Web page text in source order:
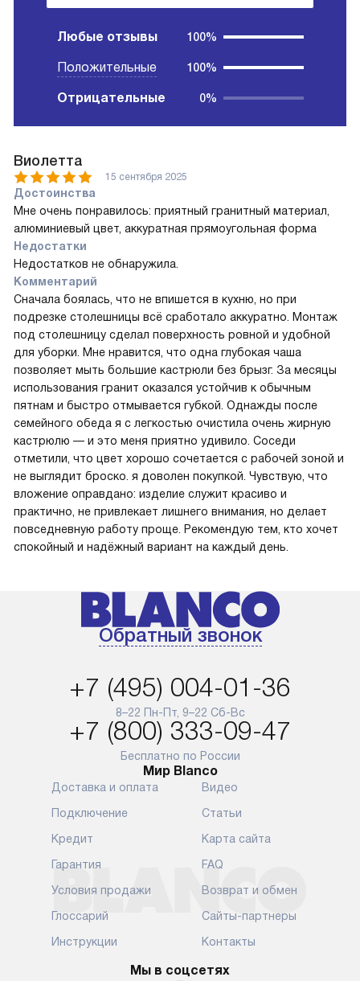
Любые отзывы 100%
Положительные 100%
Отрицательные 0%
Виолетта
15 сентября 2025
Достоинства
Мне очень понравилось: приятный гранитный материал,
алюминиевый цвет, аккуратная прямоугольная форма
Недостатки
Недостатков не обнаружила.
Комментарий
Сначала боялась, что не впишется в кухню, но при
подрезке столешницы всё сработало аккуратно. Монтаж
под столешницу сделал поверхность ровной и удобной
для уборки. Мне нравится, что одна глубокая чаша
позволяет мыть большие кастрюли без брызг. За месяцы
использования гранит оказался устойчив к обычным
пятнам и быстро отмывается губкой. Однажды после
семейного обеда я с легкостью очистила очень жирную
кастрюлю — и это меня приятно удивило. Соседи
отметили, что цвет хорошо сочетается с рабочей зоной и
не выглядит броско. я доволен покупкой. Чувствую, что
вложение оправдано: изделие служит красиво и
практично, не привлекает лишнего внимания, но делает
повседневную работу проще. Рекомендую тем, кто хочет
спокойный и надёжный вариант на каждый день.
Обратный звонок
+7 (495) 004-01-36
8–22 Пн-Пт, 9–22 Сб-Вс
+7 (800) 333-09-47
Бесплатно по России
Мир Blanco
Доставка и оплата
Подключение
Кредит
Гарантия
Условия продажи
Глоссарий
Инструкции
Видео
Статьи
Карта сайта
FAQ
Возврат и обмен
Сайты-партнеры
Контакты
Мы в соцсетях